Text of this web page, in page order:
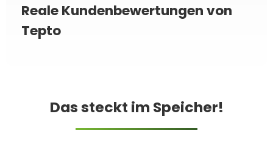
Reale Kundenbewertungen von
Tepto
Das steckt im Speicher!